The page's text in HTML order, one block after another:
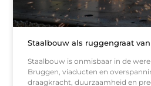
Staalbouw als ruggengraat
Staalbouw is onmisbaar in de
Bruggen, viaducten en
draagkracht, duurzaamheid en